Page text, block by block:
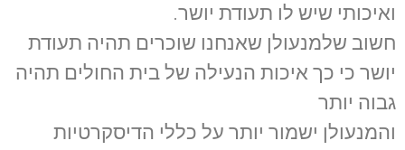
ואיכותי שיש לו תעודת יושר.
חשוב שלמנעולן שאנחנו שוכרים תהיה תעודת
יושר כי כך איכות הנעילה של בית החולים תהיה
גבוה יותר
והמנעולן ישמור יותר על כללי הדיסקרטיות